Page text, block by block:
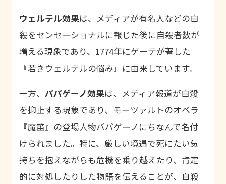
ウェルテル効果は、メディアが有名人などの自
殺をセンセーショナルに報じた後に自殺者数が
増える現象であり、 1774年にゲーテが著した
『若きウェルテルの悩み』に由来しています。
一方、パパゲーノ効果は、メディア報道が自殺
を抑止する現象であり、モーツァルトのオペラ
『魔笛』の登場人物パパゲーノにちなんで名付
けられました。特に、厳しい境遇で死にたい気
持ちを抱えながらも危機を乗り越えたり、肯定
的に対処したりした物語を伝えることが、自殺